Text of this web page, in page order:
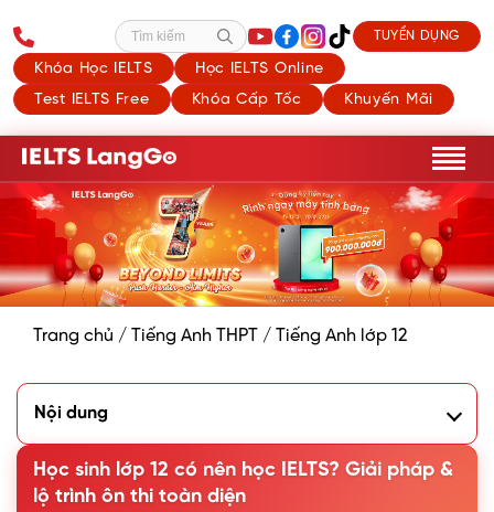
Khóa Học IELTS
Học IELTS Online
Test IELTS Free
Khóa Cấp Tốc Khuyến Mãi
Tìm kiếm TUYỂN DỤNG
Trang chủ / Tiếng Anh THPT / Tiếng Anh lớp 12
Nội dung
1.1. Trường hợp NÊN học IELTS từ lớp 12
1.2. Trường hợp không phù hợp BẮT ĐẦU HỌC IELTS từ
Học sinh lớp 12 có nên học IELTS? Giải pháp &
lộ trình ôn thi toàn diện